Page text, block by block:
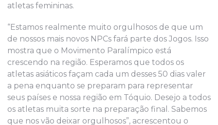
atletas femininas.
“Estamos realmente muito orgulhosos de que um
de nossos mais novos NPCs fará parte dos Jogos. Isso
mostra que o Movimento Paralímpico está
crescendo na região. Esperamos que todos os
atletas asiáticos façam cada um desses 50 dias valer
a pena enquanto se preparam para representar
seus países e nossa região em Tóquio. Desejo a todos
os atletas muita sorte na preparação final. Sabemos
que nos vão deixar orgulhosos”, acrescentou o